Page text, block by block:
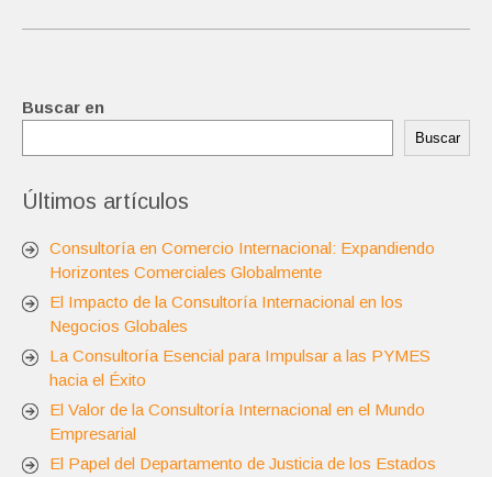
Buscar en
Buscar
Últimos artículos
Consultoría en Comercio Internacional: Expandiendo
Horizontes Comerciales Globalmente
El Impacto de la Consultoría Internacional en los
Negocios Globales
La Consultoría Esencial para Impulsar a las PYMES
hacia el Éxito
El Valor de la Consultoría Internacional en el Mundo
Empresarial
El Papel del Departamento de Justicia de los Estados